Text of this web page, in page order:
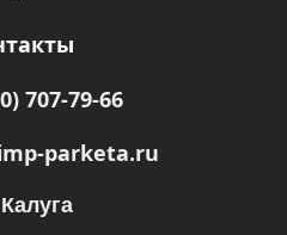
707-79-66
parketa.ru
Калуга